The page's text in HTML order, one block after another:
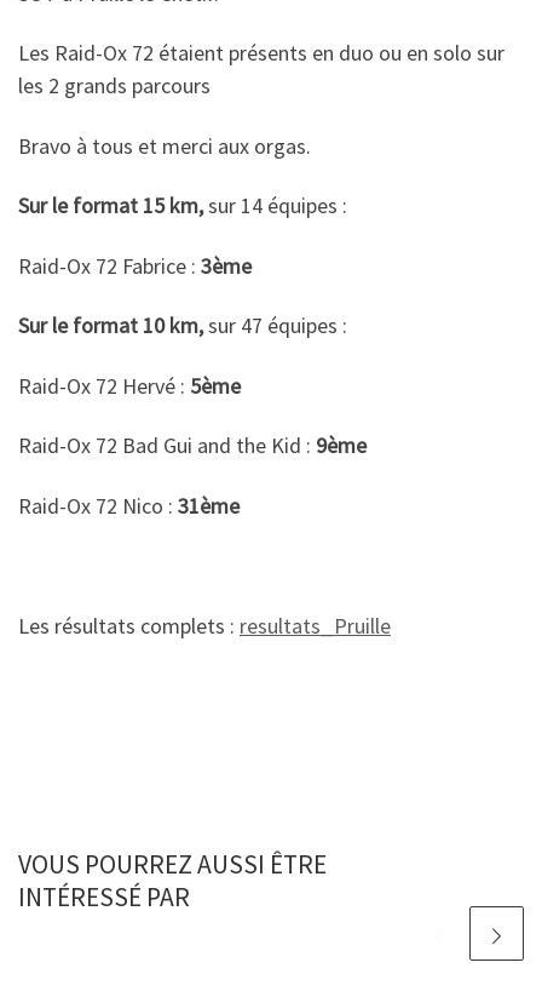
Les Raid-Ox 72 étaient présents en duo ou en solo sur
les 2 grands parcours
Bravo à tous et merci aux orgas.
Sur le format 15 km,sur 14 équipes :
Raid-Ox 72 Fabrice : 3ème
Sur le format 10 km,sur 47 équipes :
Raid-Ox 72 Hervé : 5ème
Raid-Ox 72 Bad Gui and the Kid : 9ème
Raid-Ox 72 Nico : 31ème
Les résultats complets : resultats_Pruille
VOUS POURREZ AUSSI ÊTRE
INTÉRESSÉ PAR